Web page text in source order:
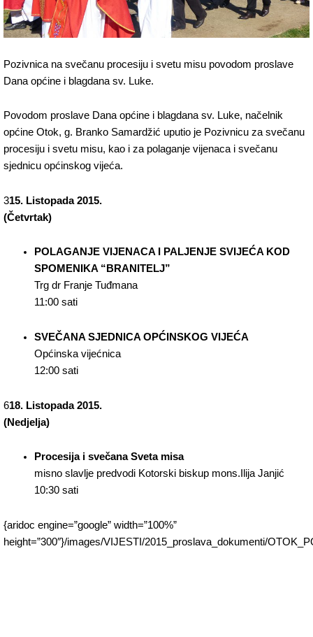
Pozivnica na svečanu procesiju i svetu misu povodom proslave
Dana općine i blagdana sv. Luke.
Povodom proslave Dana općine i blagdana sv. Luke, načelnik
općine Otok, g. Branko Samardžić uputio je Pozivnicu za svečanu
procesiju i svetu misu, kao i za polaganje vijenaca i svečanu
sjednicu općinskog vijeća.
315. Listopada 2015.
(Četvrtak)
POLAGANJE VIJENACA I PALJENJE SVIJEĆA KOD
SPOMENIKA “BRANITELJ”
Trg dr Franje Tuđmana
11:00 sati
SVEČANA SJEDNICA OPĆINSKOG VIJEĆA
Općinska vijećnica
12:00 sati
618. Listopada 2015.
(Nedjelja)
Procesija i svečana Sveta misa
misno slavlje predvodi Kotorski biskup mons.Ilija Janjić
10:30 sati
{aridoc engine=”google” width=”100%”
height=”300″}/images/VIJESTI/2015_proslava_dokumenti/